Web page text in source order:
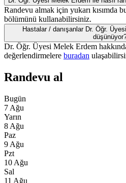
Randevu almak için yukarı kısımda
bölümünü kullanabilirsiniz.
Hastalar / danışanlar Dr. Öğr.
Dr. Öğr. Üyesi Melek Erdem
değerlendirmelere buradan
Randevu al
Bugün
7 Ağu
Yarın
8 Ağu
Paz
9 Ağu
Pzt
10 Ağu
Sal
11 Ağu